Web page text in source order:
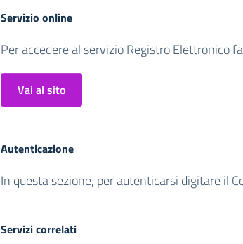
Servizio online
Per accedere al servizio Registro Elettronico
Vai al sito
Autenticazione
In questa sezione, per autenticarsi digitare il
Servizi correlati